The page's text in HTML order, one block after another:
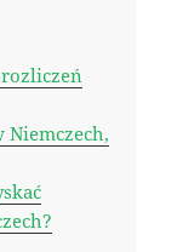
Niemczech,